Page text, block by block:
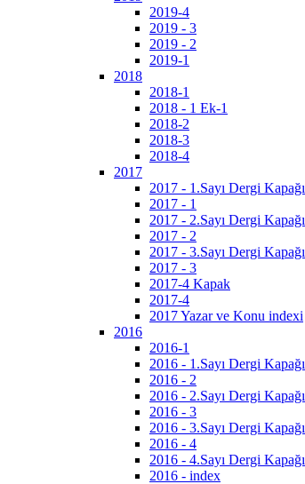
2019-4
2019 - 3
2019 - 2
2019-1
2018
2018-1
2018 - 1 Ek-1
2018-2
2018-3
2018-4
2017
2017 - 1.Sayı Dergi Kapağı
2017 - 1
2017 - 2.Sayı Dergi Kapağı
2017 - 2
2017 - 3.Sayı Dergi Kapağı
2017 - 3
2017-4 Kapak
2017-4
2017 Yazar ve Konu indexi
2016
2016-1
2016 - 1.Sayı Dergi Kapağı
2016 - 2
2016 - 2.Sayı Dergi Kapağı
2016 - 3
2016 - 3.Sayı Dergi Kapağı
2016 - 4
2016 - 4.Sayı Dergi Kapağı
2016 - index